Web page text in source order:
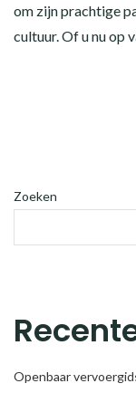
om zijn prachtige
cultuur. Of u nu op
Zoeken
Openbaar